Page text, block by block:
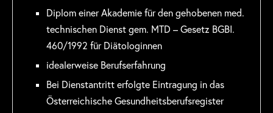
Diplom einer Akademie für den gehobenen med.
technischen Dienst gem. MTD – Gesetz BGBI.
460/1992 für Diätologinnen
idealerweise Berufserfahrung
Bei Dienstantritt erfolgte Eintragung in das
Österreichische Gesundheitsberufsregister